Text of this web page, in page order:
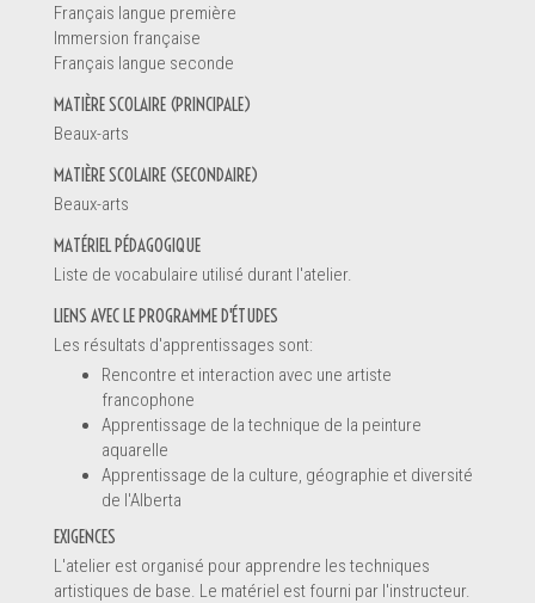
Une direction d'école
Un éducateur de la petite enfance
Un parent
Un étudiant
Renseignements
Français langue première
Immersion française
Français langue seconde
MATIÈRE SCOLAIRE (PRINCIPALE)
Beaux-arts
MATIÈRE SCOLAIRE (SECONDAIRE)
Beaux-arts
MATÉRIEL PÉDAGOGIQUE
Liste de vocabulaire utilisé durant l'atelier.
LIENS AVEC LE PROGRAMME D'ÉTUDES
Les résultats d'apprentissages sont:
Rencontre et interaction avec une artiste
francophone
Apprentissage de la technique de la peinture
aquarelle
Apprentissage de la culture, géographie et diversité
de l'Alberta
EXIGENCES
L'atelier est organisé pour apprendre les techniques
artistiques de base. Le matériel est fourni par l'instructeur.